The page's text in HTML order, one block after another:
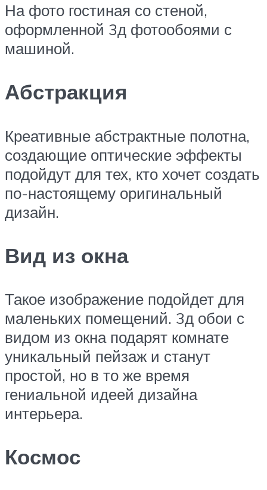
На фото гостиная со стеной,
оформленной 3д фотообоями с
машиной.
Абстракция
Креативные абстрактные полотна,
создающие оптические эффекты
подойдут для тех, кто хочет создать
по-настоящему оригинальный
дизайн.
Вид из окна
Такое изображение подойдет для
маленьких помещений. 3д обои с
видом из окна подарят комнате
уникальный пейзаж и станут
простой, но в то же время
гениальной идеей дизайна
интерьера.
Космос